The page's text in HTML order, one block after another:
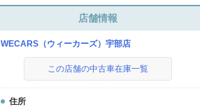
店舗情報
WECARS（ウィーカーズ）宇部店
この店舗の中古車在庫一覧
住所